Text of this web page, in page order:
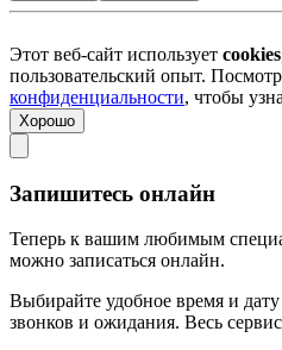
Этот веб-сайт использует cookies
пользовательский опыт.
конфиденциальности, чтобы
Хорошо
Запишитесь онлайн
Теперь к вашим любимым
можно записаться онлайн.
Выбирайте удобное время и
звонков и ожидания. Весь